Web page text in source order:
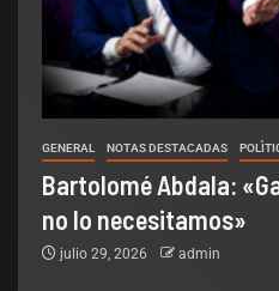
GENERAL NOTAS DESTACADAS
Bartolomé Abdala:
no lo necesitamos»
julio 29, 2026 admin